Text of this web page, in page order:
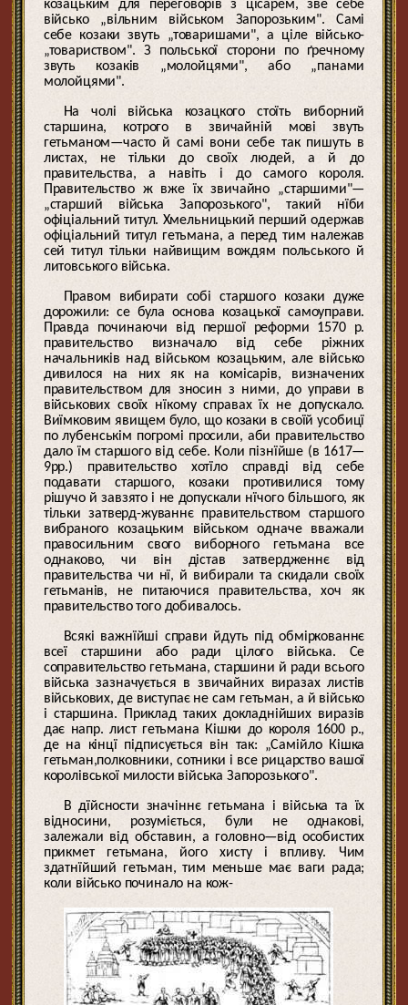
козацьким для переговорів з цісарем, зве себе
військо „вільним військом Запорозьким". Самі
себе козаки звуть „товаришами", а ціле військо-
„товариством". З польської сторони по ґречному
звуть козаків „молойцями", або „панами
молойцями".
На чолі війська козацкого стоїть виборний
старшина, котрого в звичайній мові звуть
гетьманом—часто й самі вони себе так пишуть в
листах, не тільки до своїх людей, а й до
правительства, а навіть і до самого короля.
Правительство ж вже їх звичайно „старшими"—
„старший війська Запорозького", такий нїби
офіціальний титул. Хмельницький перший одержав
офіціальний титул гетьмана, а перед тим належав
сей титул тільки найвищим вождям польського й
литовського війська.
Правом вибирати собі старшого козаки дуже
дорожили: се була основа козацької самоуправи.
Правда починаючи від першої реформи 1570 р.
правительство визначало від себе ріжних
начальників над військом козацьким, але військо
дивилося на них як на комісарів, визначених
правительством для зносин з ними, до управи в
військових своїх нїкому справах їх не допускало.
Виїмковим явищем було, що козаки в своїй усобицї
по лубенськім погромі просили, аби правительство
дало їм старшого від себе. Коли пізнїйше (в 1617—
9рр.) правительство хотїло справді від себе
подавати старшого, козаки противилися тому
рішучо й завзято і не допускали нїчого більшого, як
тільки затверд-жуваннє правительством старшого
вибраного козацьким військом одначе вважали
правосильним свого виборного гетьмана все
однаково, чи він дістав затвердженнє від
правительства чи нї, й вибирали та скидали своїх
гетьманів, не питаючися правительства, хоч як
правительство того добивалось.
Всякі важнїйші справи йдуть під обміркованнє
всеї старшини або ради цілого війська. Се
соправительство гетьмана, старшини й ради всього
війська зазначується в звичайних виразах листів
військових, де виступає не сам гетьман, а й військо
і старшина. Приклад таких докладнійших виразів
дає напр. лист гетьмана Кішки до короля 1600 р.,
де на кінцї підписується він так: „Самійло Кішка
гетьман,полковники, сотники і все рицарство вашої
королівської милости війська Запорозького".
В дїйсности значіннє гетьмана і війська та їх
відносини, розуміється, були не однакові,
залежали від обставин, а головно—від особистих
прикмет гетьмана, його хисту і впливу. Чим
здатнїйший гетьман, тим меньше має ваги рада;
коли військо починало на кож-